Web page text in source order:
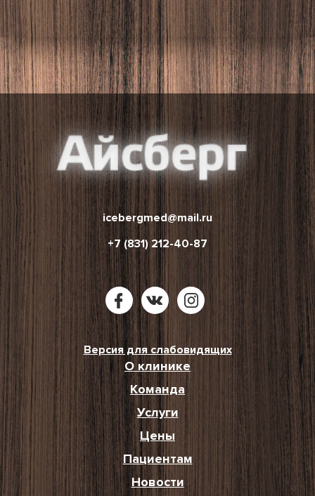
icebergmed@mail.ru
+7 (831) 212-40-87
Версия для слабовидящих
О клинике
Команда
Услуги
Цены
Пациентам
Новости